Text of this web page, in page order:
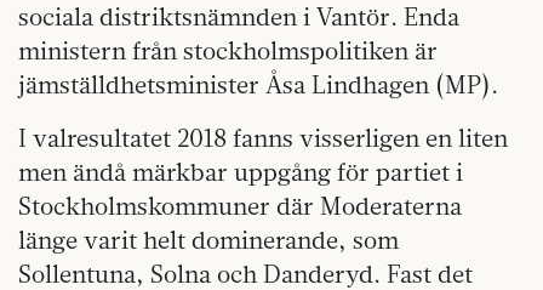
sociala distriktsnämnden i Vantör. Enda
ministern från stockholmspolitiken är
jämställdhetsminister Åsa Lindhagen (MP).
I valresultatet 2018 fanns visserligen en liten
men ändå märkbar uppgång för partiet i
Stockholmskommuner där Moderaterna
länge varit helt dominerande, som
Sollentuna, Solna och Danderyd. Fast det